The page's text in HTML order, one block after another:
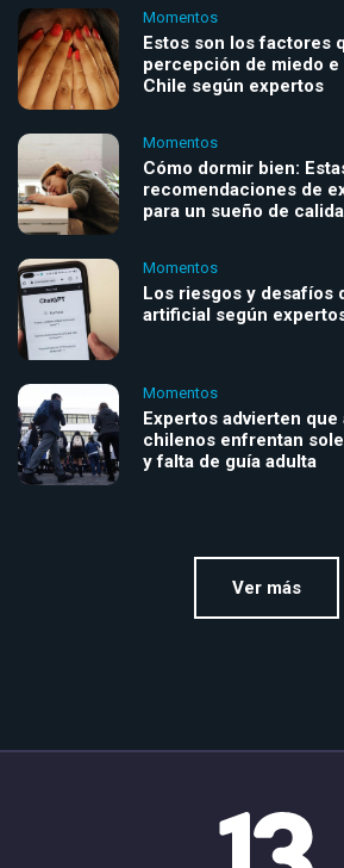
Momentos
Estos son los factores
percepción de miedo
Chile según expertos
Momentos
Cómo dormir bien:
recomendaciones de
para un sueño de
Momentos
Los riesgos y desafíos
artificial según
Momentos
Expertos advierten
chilenos enfrentan
y falta de guía adulta
Ver más